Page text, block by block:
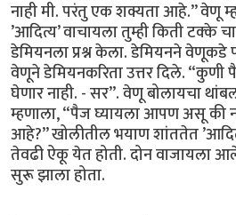
नाही मी. परंतु एक शक्यता आहे.” वेणू
’आदित्य’ वाचायला तुम्ही किती टक्के
डेमियनला प्रश्न केला. डेमियनने वेणूकडे
वेणूने डेमियनकरिता उत्तर दिले. “कुणी
घेणार नाही. - सर”. वेणू बोलायचा
म्हणाला, “पैज घ्यायला आपण असू की
आहे?” खोलीतील भयाण शांततेत
तेवढी ऐकू येत होती. दोन वाजायला
सुरू झाला होता.